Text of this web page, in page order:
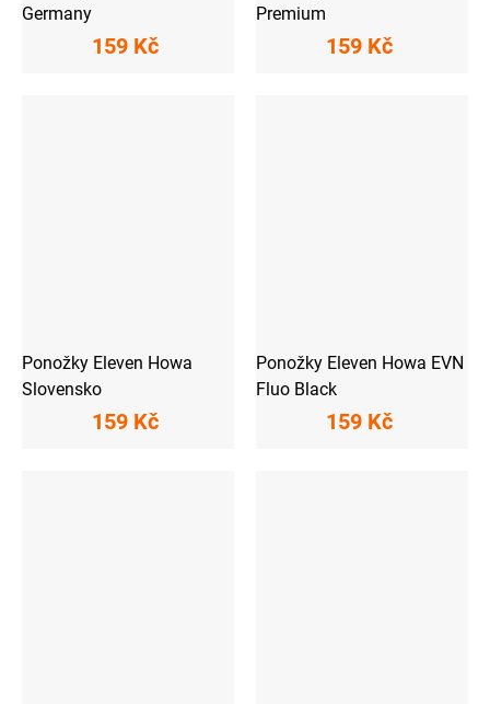
Germany
159 Kč
Premium
159 Kč
Ponožky Eleven Howa
Slovensko
159 Kč
Ponožky Eleven Howa EVN
Fluo Black
159 Kč